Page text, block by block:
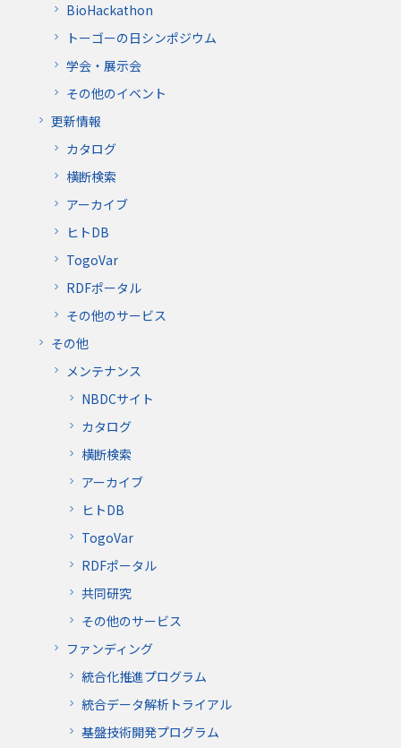
BioHackathon
トーゴーの日シンポジウム
学会・展示会
その他のイベント
更新情報
カタログ
横断検索
アーカイブ
ヒトDB
TogoVar
RDFポータル
その他のサービス
その他
メンテナンス
NBDCサイト
カタログ
横断検索
アーカイブ
ヒトDB
TogoVar
RDFポータル
共同研究
その他のサービス
ファンディング
統合化推進プログラム
統合データ解析トライアル
基盤技術開発プログラム